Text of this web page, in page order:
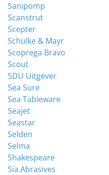
Sanipomp
Scanstrut
Scepter
Schülke & Mayr
Scoprega Bravo
Scout
SDU Uitgever
Sea Sure
Sea Tableware
Seajet
Seastar
Selden
Selma
Shakespeare
Sia Abrasives